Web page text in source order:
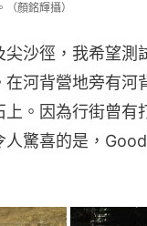
顏銘輝攝）
尖沙徑，我希望測
河背營地旁有河
上。因為行街曾有
人驚喜的是，